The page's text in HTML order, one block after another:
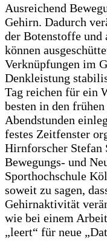
Ausreichend
Gehirn. Dadurch
der Botenstoffe und
können
Verknüpfungen im
Denkleistung
Tag reichen für ein
besten in den
Abendstunden
festes Zeitfenster
Hirnforscher
Bewegungs- und
Sporthochschule
soweit zu sagen,
Gehirnaktivität
wie bei einem
„leert“ für neue